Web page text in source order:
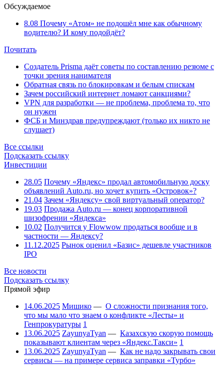
Обсуждаемое
8.08 Почему «Атом» не подошёл мне как обычному
водителю? И кому подойдёт?
Почитать
Создатель Prisma даёт советы по составлению резюме с
точки зрения нанимателя
Обратная связь по блокировкам и белым спискам
Зачем российский интернет ломают санкциями?
VPN для разработки — не проблема, проблема то, что
он нужен
ФСБ и Минздрав предупреждают (только их никто не
слушает)
Все ссылки
Подсказать ссылку
Инвестиции
28.05 Почему «Яндекс» продал автомобильную доску
объявлений Auto.ru, но хочет купить «Островок»?
21.04 Зачем «Яндексу» свой виртуальный оператор?
19.03 Продажа Auto.ru — конец корпоративной
шизофрении «Яндекса»
10.02 Получится у Flowwow продаться вообще и в
частности — Яндексу?
11.12.2025 Рынок оценил «Базис» дешевле участников
IPO
Все новости
Подсказать ссылку
Прямой эфир
14.06.2025 Мишико — О сложности признания того,
что мы мало что знаем о конфликте «Лесты» и
Генпрокуратуры 1
13.06.2025 ZayunyaTyan — Казахскую скорую помощь
показывают клиентам через «Яндекс.Такси» 1
13.06.2025 ZayunyaTyan — Как не надо закрывать свои
сервисы — на примере сервиса заправки «Турбо»